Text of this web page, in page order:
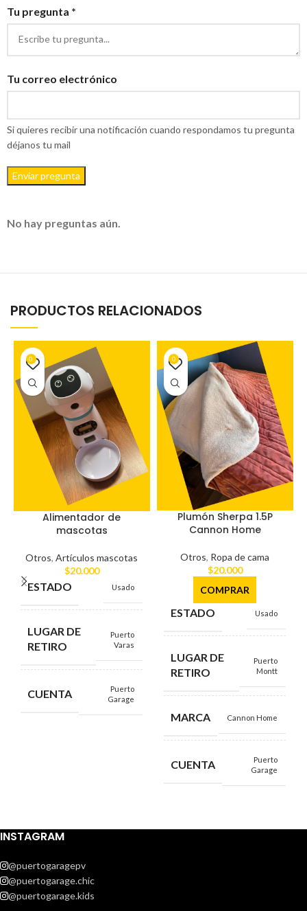
Tu pregunta *
Tu correo electrónico
Si quieres recibir una notificación cuando respondamos tu pregunta
déjanos tu mail
Enviar pregunta
No hay preguntas aún.
PRODUCTOS RELACIONADOS
Alimentador de
mascotas
Otros,Artículos mascotas
$20.000
ESTADO Usado
LUGAR DE
RETIRO
Puerto
Varas
CUENTA
Puerto
Garage
0
Plumón Sherpa 1.5P
Cannon Home
Otros, Ropa de cama
$20.000
COMPRAR
ESTADO Usado
LUGAR DE
RETIRO
Puerto
Montt
MARCA Cannon Home
CUENTA
Puerto
Garage
0
INSTAGRAM
@puertogaragepv
@puertogarage.chic
@puertogarage.kids